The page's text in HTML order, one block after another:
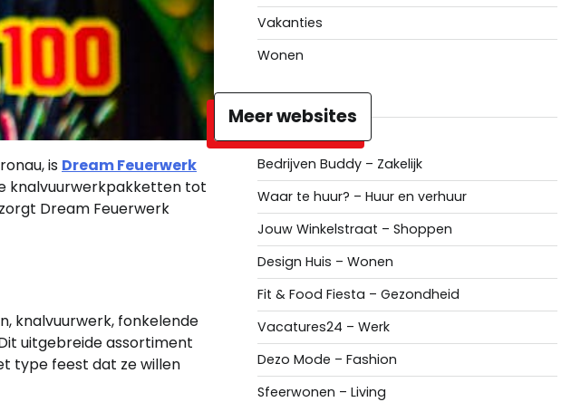
is Dream Feuerwerk
knalvuurwerkpakketten tot
Dream Feuerwerk
knalvuurwerk, fonkelende
uitgebreide assortiment
type feest dat ze willen
Vakanties
Wonen
Meer websites
Bedrijven Buddy – Zakelijk
Waar te huur? – Huur en verhuur
Jouw Winkelstraat – Shoppen
Design Huis – Wonen
Fit & Food Fiesta – Gezondheid
Vacatures24 – Werk
Dezo Mode – Fashion
Sfeerwonen – Living